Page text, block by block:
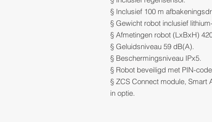
§ Inclusief 100 m
§ Gewicht robot inclusief
§ Afmetingen robot (LxBxH)
§ Geluidsniveau 59 dB(A).
§ Beschermingsniveau IPx5.
§ Robot beveiligd met PIN-
§ ZCS Connect module, Smart
in optie.